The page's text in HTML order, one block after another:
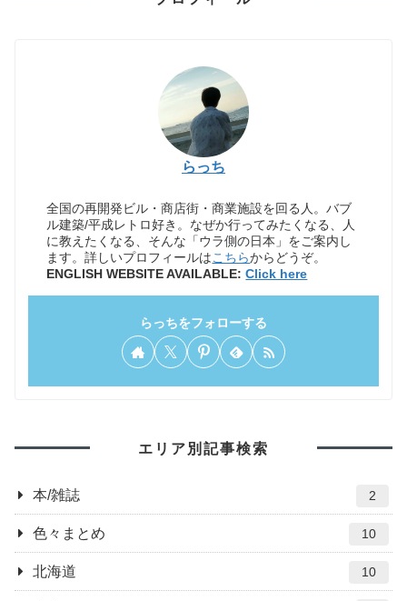
らっち
全国の再開発ビル・商店街・商業施設を回る人。バブ
ル建築/平成レトロ好き。なぜか行ってみたくなる、人
に教えたくなる、そんな「ウラ側の日本」をご案内し
ます。詳しいプロフィールはこちらからどうぞ。
ENGLISH WEBSITE AVAILABLE:Click here
らっちをフォローする
エリア別記事検索
本/雑誌 2
色々まとめ 10
北海道 10